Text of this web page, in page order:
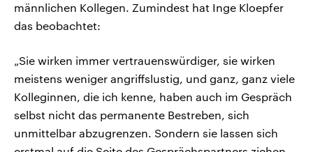
männlichen Kollegen. Zumindest hat Inge Kloepfer
das beobachtet:
„Sie wirken immer vertrauenswürdiger, sie wirken
meistens weniger angriffslustig, und ganz, ganz viele
Kolleginnen, die ich kenne, haben auch im Gespräch
selbst nicht das permanente Bestreben, sich
unmittelbar abzugrenzen. Sondern sie lassen sich